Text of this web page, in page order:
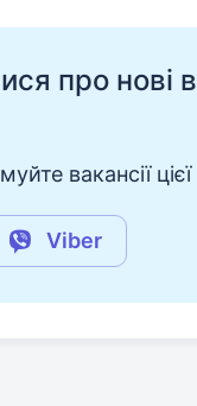
про нові
вакансії
Viber